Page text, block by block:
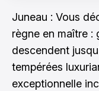
Juneau : Vous
règne en maître :
descendent
tempérées
exceptionnelle